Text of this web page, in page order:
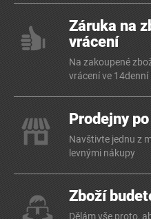
Záruka na
vrácení
Na zakoupené
vrácení ve 14denní
Prodejny
Navštivte jednu z
levnými nákupy
Zboží
Dělám vše proto,